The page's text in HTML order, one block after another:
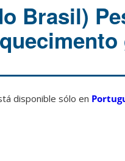
Brasil)
disponible sólo en